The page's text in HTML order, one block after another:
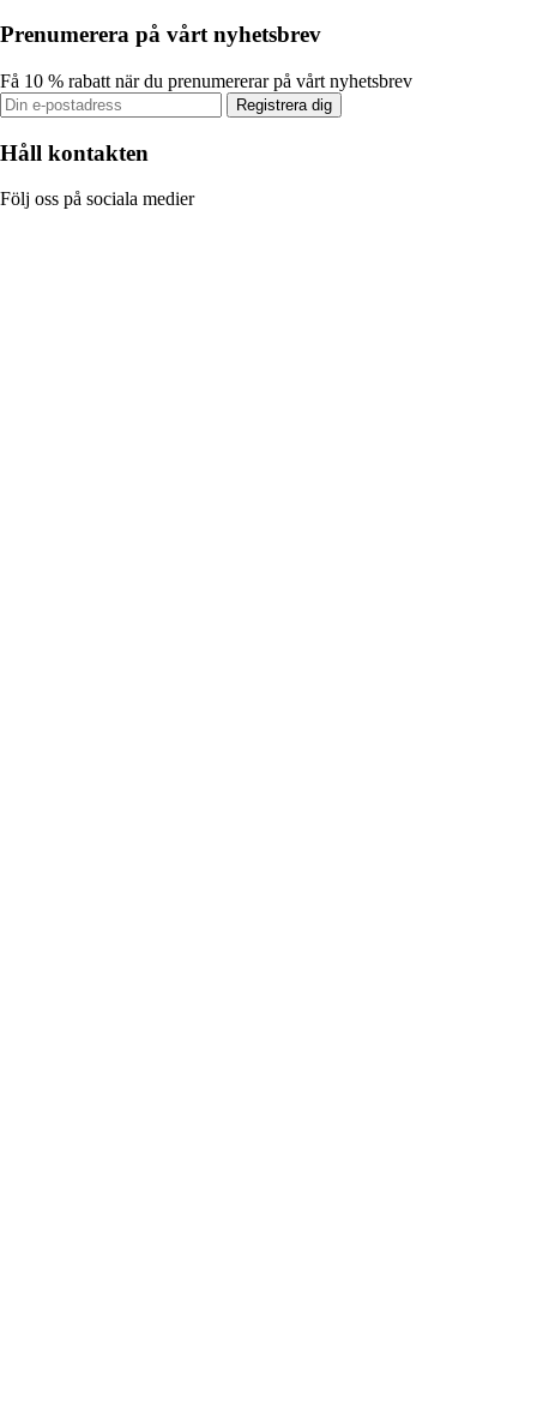
Prenumerera på vårt nyhetsbrev
Få 10 % rabatt när du prenumererar på vårt nyhetsbrev
Registrera dig
Håll kontakten
Följ oss på sociala medier